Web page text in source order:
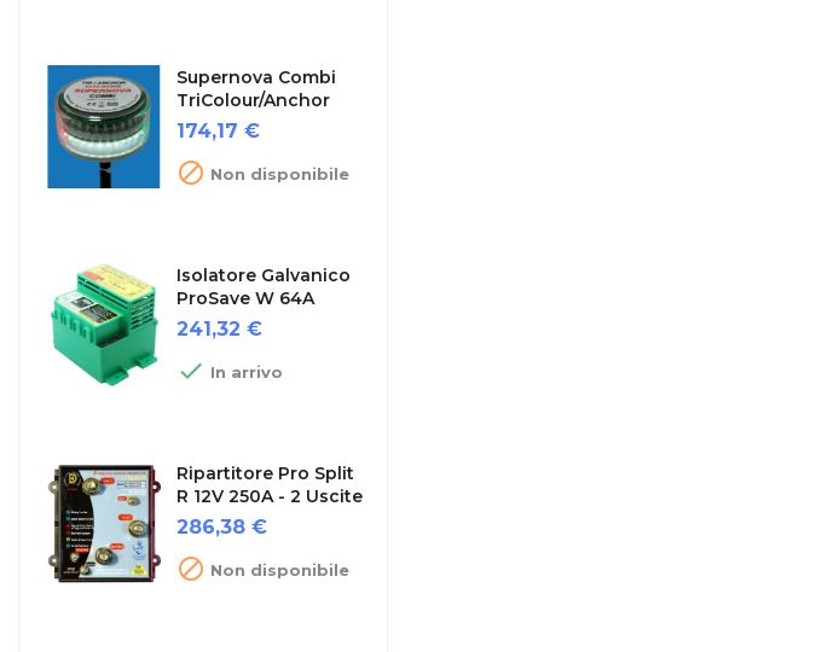
Supernova Combi
TriColour/Anchor
Prezzo
174,17 €
 Non disponibile
Isolatore Galvanico
ProSave W 64A
Prezzo
241,32 €
 In arrivo
Ripartitore Pro Split
R 12V 250A - 2 Uscite
Prezzo
286,38 €
 Non disponibile